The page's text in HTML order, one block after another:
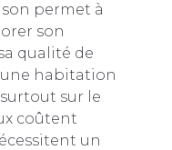
permet à
son
qualité de
une habitation
sur le
coûtent
un